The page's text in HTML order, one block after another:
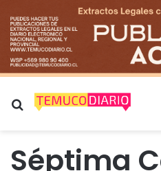
Buscar por
Séptima